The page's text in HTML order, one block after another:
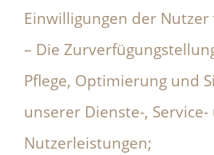
Einwilligungen der
– Die
Pflege, Optimierung und
unserer Dienste-, Service-
Nutzerleistungen;